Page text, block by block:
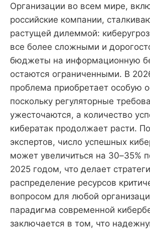
Организации во всем мире,
российские компании,
растущей дилеммой:
все более сложными и
бюджеты на информационную
остаются ограниченными. В
проблема приобретает особую
поскольку регуляторные
ужесточаются, а количество
кибератак продолжает расти.
экспертов, число успешных
может увеличиться на 30–35%
2025 годом, что делает
распределение ресурсов
вопросом для любой
парадигма современной
заключается в том, что